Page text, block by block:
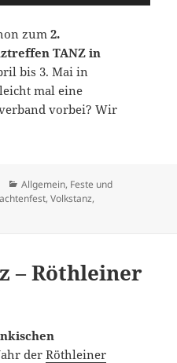
zum2.
TANZ in
bis 3. Mai in
mal eine
vorbei? Wir
Kategorien
Allgemein, Feste und
,Volkstanz,
– Röthleiner
derRöthleiner